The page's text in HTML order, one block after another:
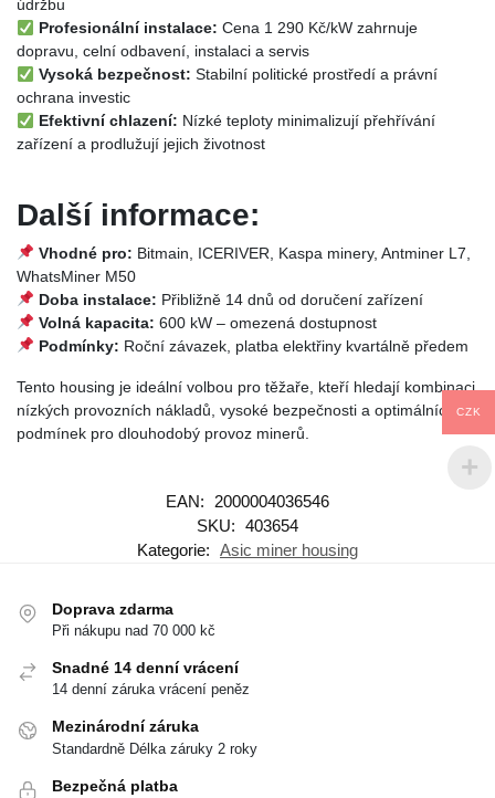
údržbu
Profesionální instalace: Cena 1 290 Kč/kW zahrnuje
dopravu, celní odbavení, instalaci a servis
Vysoká bezpečnost: Stabilní politické prostředí a právní
ochrana investic
Efektivní chlazení: Nízké teploty minimalizují přehřívání
zařízení a prodlužují jejich životnost
Další informace:
Vhodné pro: Bitmain, ICERIVER, Kaspa minery, Antminer L7,
WhatsMiner M50
Doba instalace: Přibližně 14 dnů od doručení zařízení
Volná kapacita: 600 kW – omezená dostupnost
Podmínky: Roční závazek, platba elektřiny kvartálně předem
Tento housing je ideální volbou pro těžaře, kteří hledají kombinaci
nízkých provozních nákladů, vysoké bezpečnosti a optimálních
podmínek pro dlouhodobý provoz minerů.
EAN:
2000004036546
SKU: 403654
Kategorie: Asic miner housing
Doprava zdarma
Při nákupu nad 70 000 kč
Snadné 14 denní vrácení
14 denní záruka vrácení peněz
Mezinárodní záruka
Standardně Délka záruky 2 roky
Bezpečná platba
CZK